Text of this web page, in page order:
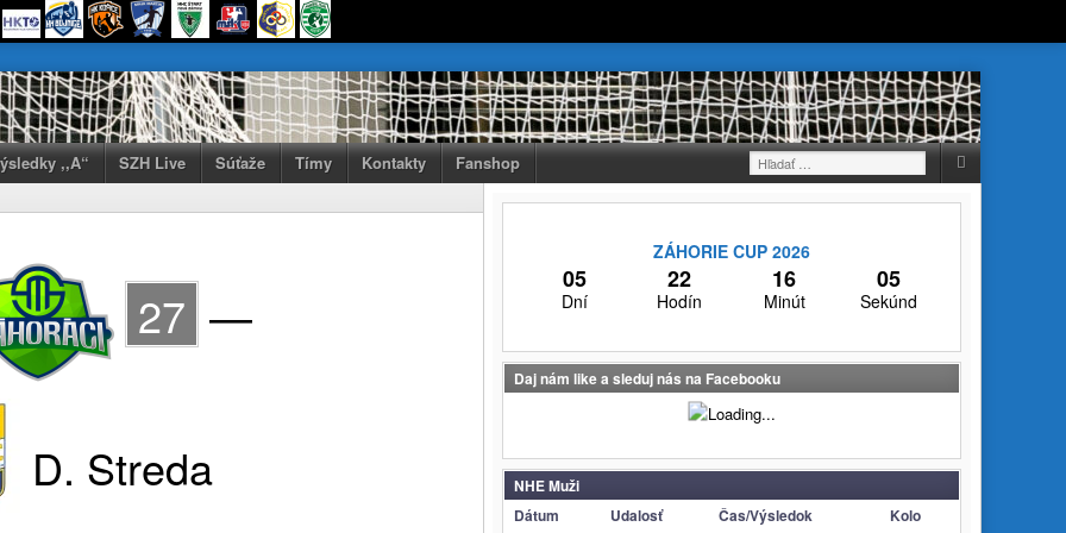
,,A“ SZH Live Súťaže Tímy Kontakty Fanshop Hľadať:
27 —
D. Streda
ZÁHORIE CUP 2026
05
Dní
22
Hodín
16
Minút
05
Sekúnd
Daj nám like a sleduj nás na Facebooku
NHE Muži
Dátum
Udalosť Čas/Výsledok
Kolo